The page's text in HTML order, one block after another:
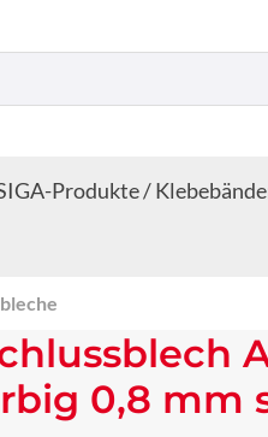
Produkte /
0,8 mm